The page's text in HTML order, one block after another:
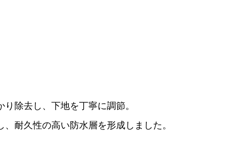
除去し、下地を丁寧に調節。
耐久性の高い防水層を形成しました。